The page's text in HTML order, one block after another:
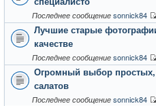
Последнее сообщение sonnick84
Лучшие старые
качестве
Последнее сообщение sonnick84
Огромный выбор
салатов
Последнее сообщение sonnick84